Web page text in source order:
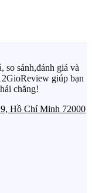
so sánh,đánh giá và
giúp bạn
chăng!
Hồ Chí Minh 72000